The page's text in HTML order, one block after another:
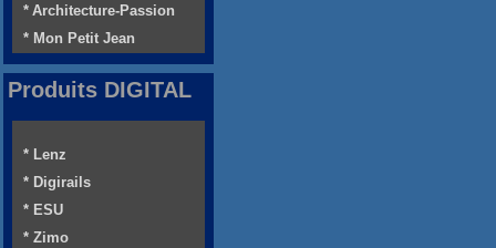
* Architecture-Passion
* Mon Petit Jean
Produits DIGITAL
* Lenz
* Digirails
* ESU
* Zimo